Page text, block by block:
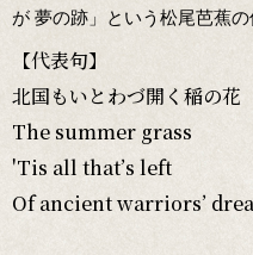
が 夢の跡」という松尾芭蕉の
【代表句】
北国もいとわづ開く稲の花
The summer grass
'Tis all that’s left
Of ancient warriors’